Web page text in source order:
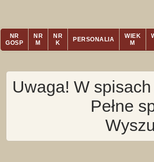
NR
GOSP
NR
M
NR
K
PERSONALIA
WIEK
M
Uwaga! W
Pełne